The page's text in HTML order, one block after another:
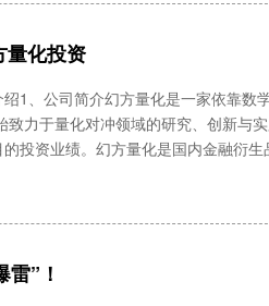
量化投资
1、公司简介幻方量化是一家依靠数
致力于量化对冲领域的研究、创新与
投资业绩。幻方量化是国内金融衍
”！